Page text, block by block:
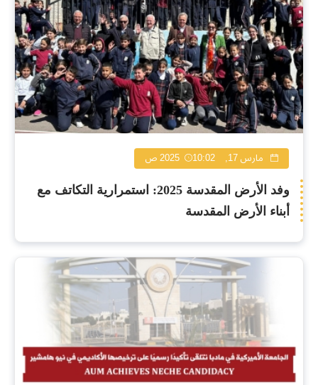
مارس 17, 2025 10:02 ص
وفد الأرض المقدسة 2025: استمرارية التكاتف مع
أبناء الأرض المقدسة